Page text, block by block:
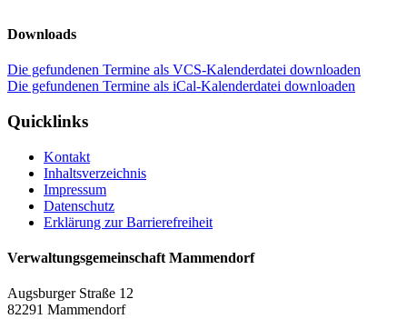
Downloads
Die gefundenen Termine als VCS-Kalenderdatei downloaden
Die gefundenen Termine als iCal-Kalenderdatei downloaden
Quicklinks
Kontakt
Inhaltsverzeichnis
Impressum
Datenschutz
Erklärung zur Barrierefreiheit
Verwaltungsgemeinschaft Mammendorf
Augsburger Straße 12
82291 Mammendorf